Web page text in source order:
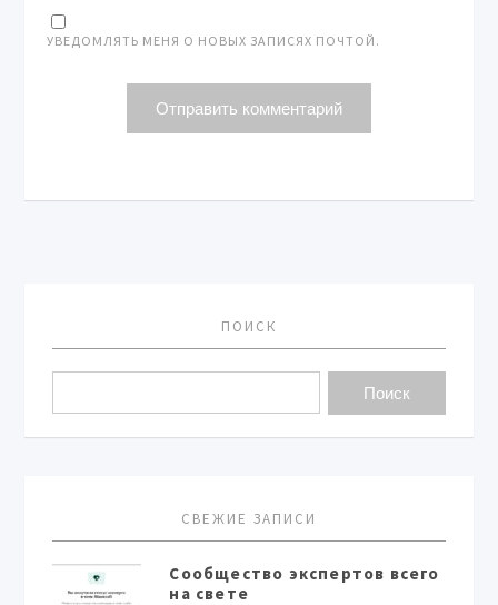
УВЕДОМЛЯТЬ МЕНЯ О НОВЫХ ЗАПИСЯХ ПОЧТОЙ.
ПОИСК
СВЕЖИЕ ЗАПИСИ
Сообщество экспертов всего
на свете